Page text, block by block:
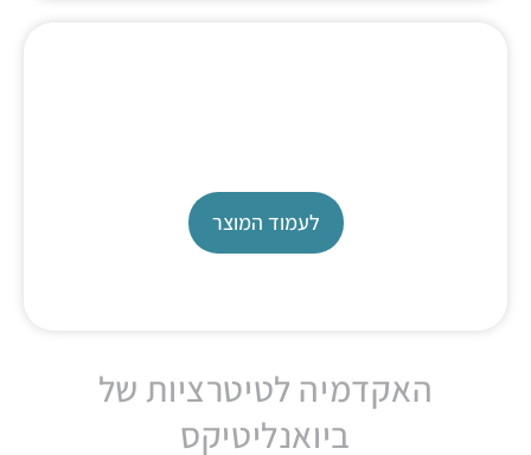
לעמוד המוצר
האקדמיה לטיטרציות של
ביואנליטיקס